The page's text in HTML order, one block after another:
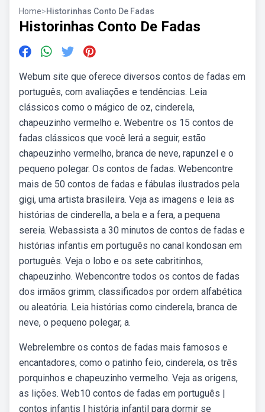
Home>Historinhas Conto De Fadas
Historinhas Conto De Fadas
Webum site que oferece diversos contos de fadas em
português, com avaliações e tendências. Leia
clássicos como o mágico de oz, cinderela,
chapeuzinho vermelho e. Webentre os 15 contos de
fadas clássicos que você lerá a seguir, estão
chapeuzinho vermelho, branca de neve, rapunzel e o
pequeno polegar. Os contos de fadas. Webencontre
mais de 50 contos de fadas e fábulas ilustrados pela
gigi, uma artista brasileira. Veja as imagens e leia as
histórias de cinderella, a bela e a fera, a pequena
sereia. Webassista a 30 minutos de contos de fadas e
histórias infantis em português no canal kondosan em
português. Veja o lobo e os sete cabritinhos,
chapeuzinho. Webencontre todos os contos de fadas
dos irmãos grimm, classificados por ordem alfabética
ou aleatória. Leia histórias como cinderela, branca de
neve, o pequeno polegar, a.
Webrelembre os contos de fadas mais famosos e
encantadores, como o patinho feio, cinderela, os três
porquinhos e chapeuzinho vermelho. Veja as origens,
as lições. Web10 contos de fadas em português |
contos infantis | história infantil para dormir se